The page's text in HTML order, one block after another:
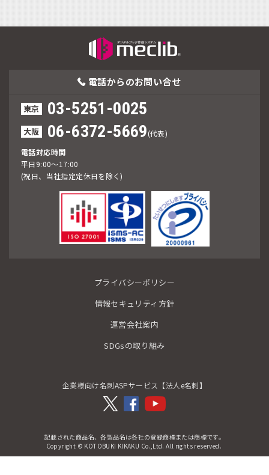
電話からのお問い合せ
東京 03-5251-0025
大阪 06-6372-5669(代表)
電話対応時間
平日9:00～17:00
(祝日、当社指定定休日を除く)
プライバシーポリシー
情報セキュリティ方針
運営会社案内
SDGsの取り組み
企業様向け名刺ASPサービス【法人e名刺】
記載された商品名、各製品名は各社の登録商標または商標です。
Copyright © KOTOBUKI KIKAKU Co.,Ltd. All rights reserved.